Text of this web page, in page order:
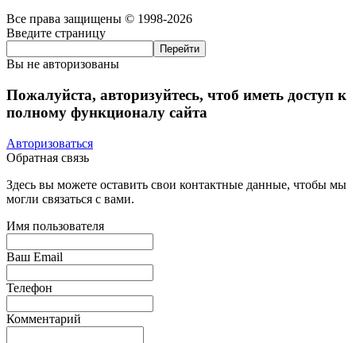
Все права защищены © 1998-2026
Введите страницу
Вы не авторизованы
Пожалуйста, авторизуйтесь, чтоб иметь доступ к
полному функционалу сайта
Авторизоваться
Обратная связь
Здесь вы можете оставить свои контактные данные, чтобы мы
могли связаться с вами.
Имя пользователя
Ваш Email
Телефон
Комментарий